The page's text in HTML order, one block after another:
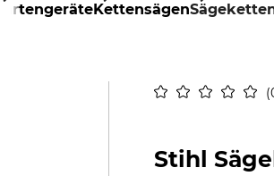
GartengeräteKettensägen
Stihl